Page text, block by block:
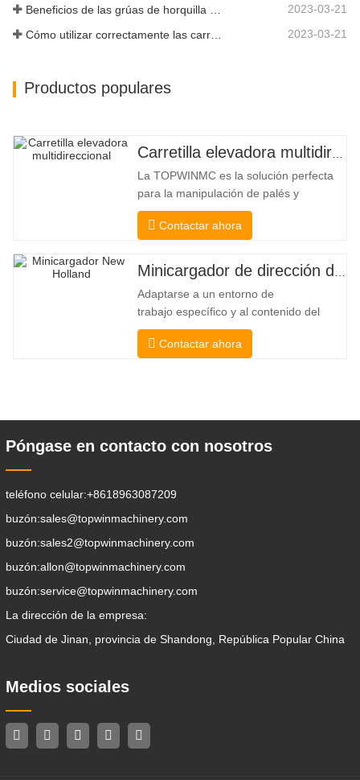
2023-03-21
Cómo utilizar correctamente las carretillas elevadoras eléctricas 2023-03-21
Productos populares
Carretilla elevadora multidireccional de carrocería ancha de 3,5 a 5 toneladas
La TOPWINMC es la solución perfecta
para la manipulación de palés y
mercancías largas. Una auténtica
carretilla elevadora dos en uno que
elevadora y una de carga lateral. Su
silencioso y ecológico motor eléctrico y
la innovadora dirección HX de 360°
permiten
Contactar ahora
Minicargador de dirección deslizante barato
Adaptarse a un entorno de
trabajo específico y al contenido del
trabajo De esta manera, se puede llevar
a cabo la pala, el apilamiento, la
zanjas, la limpieza de avenidas . Un
Contactar ahora
Póngase en contacto con nosotros
teléfono celular:+8618963087209
buzón:sales@topwinmachinery.com
buzón:sales2@topwinmachinery.com
buzón:allon@topwinmachinery.com
buzón:service@topwinmachinery.com
La dirección de la empresa:
Ciudad de Jinan, provincia de Shandong, República Popular China
Medios sociales